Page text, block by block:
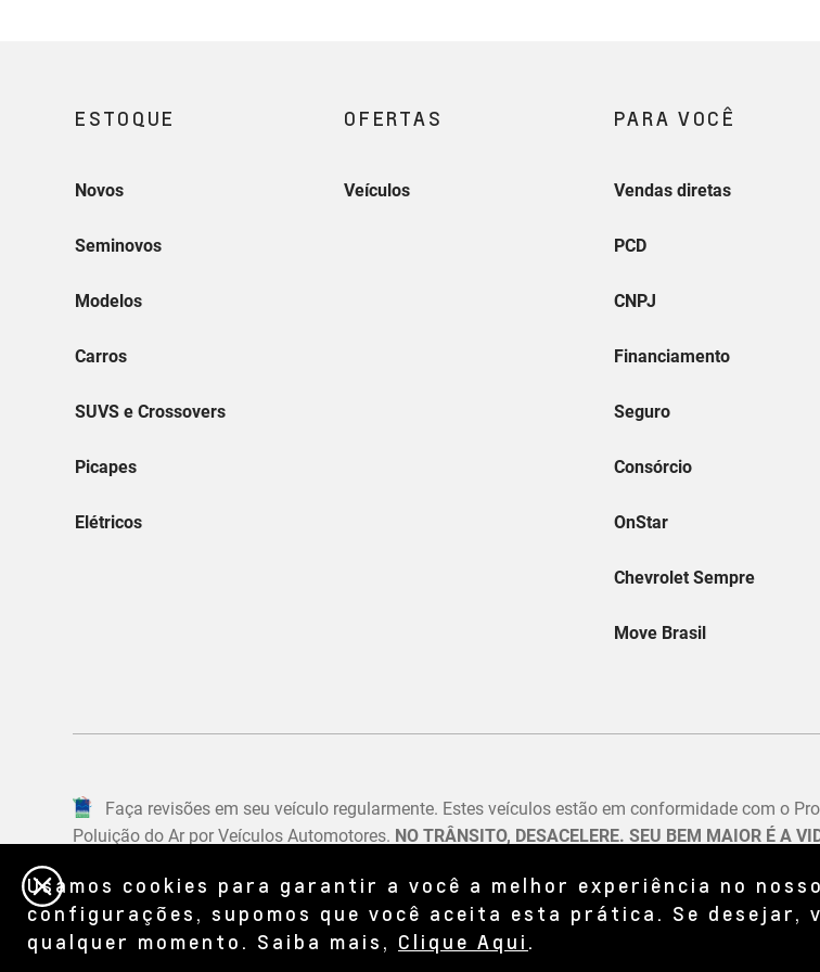
Usamos cookies para garantir a você a melhor experiência no
configurações, supomos que você aceita esta prática. Se desejar,
qualquer momento. Saiba mais, Clique Aqui .